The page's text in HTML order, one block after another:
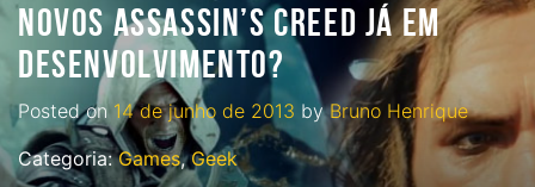
NOVOS ASSASSIN’S CREED JÁ EM
DESENVOLVIMENTO?
Posted on 14 de junho de 2013 byBruno Henrique
Categoria:Games,Geek